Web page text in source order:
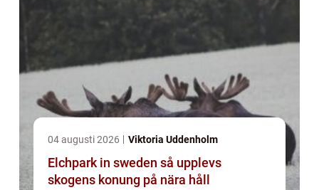
04 augusti 2026 Viktoria Uddenholm
Elchpark in sweden så upplevs
skogens konung på nära håll